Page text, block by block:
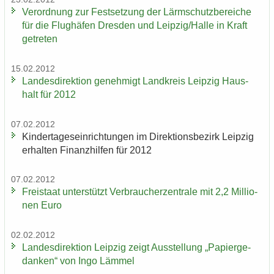
Ver­ord­nung zur Fest­set­zung der Lärm­schutz­be­rei­che
für die Flug­hä­fen Dres­den und Leip­zig/Halle in Kraft
ge­tre­ten
15.02.2012
Lan­des­di­rek­ti­on ge­neh­migt Land­kreis Leip­zig Haus­
halt für 2012
07.02.2012
Kin­der­ta­ges­ein­rich­tun­gen im Di­rek­ti­ons­be­zirk Leip­zig
er­hal­ten Fi­nanz­hil­fen für 2012
07.02.2012
Frei­staat un­ter­stützt Ver­brau­cher­zen­tra­le mit 2,2 Mil­lio­
nen Euro
02.02.2012
Lan­des­di­rek­ti­on Leip­zig zeigt Aus­stel­lung „Pa­pier­ge­
dan­ken“ von Ingo Läm­mel